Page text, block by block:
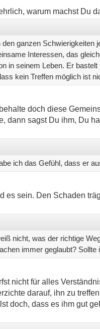
warum machst Du
den ganzen Schwierigkeiten
Interessen, das
in seinem Leben. Er
kein Treffen möglich ist
doch diese
dann sagst Du ihm, Du
ich das Gefühl, dass er
es sein. Den Schaden
nicht, was der richtige
immer geglaubt?
nicht für alles
darauf, ihn zu
doch, dass es ihm gut